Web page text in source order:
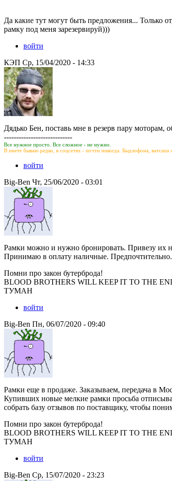
Да какие тут могут быть предложения... Только
рамку под меня зарезервируй)))
войти
КЭП Ср, 15/04/2020 - 14:33
Дядько Бен, поставь мне в резерв пару
----------------------------
Все нужное просто. Все сложное - не нужно.
В инете бываю редко, в соцсетях - почти никогда. Быдлофона,
войти
Big-Ben Чт, 25/06/2020 - 03:01
Рамки можно и нужно бронировать. Привезу их
Принимаю в оплату наличные.
Помни про закон бутерброда!
BLOOD BROTHERS WILL KEEP IT TO THE
ТУМАН
войти
Big-Ben Пн, 06/07/2020 - 09:40
Рамки еще в продаже. Заказываем, передача в
Купивших новые мелкие рамки просьба
собрать базу отзывов по поставщику, чтобы
Помни про закон бутерброда!
BLOOD BROTHERS WILL KEEP IT TO THE
ТУМАН
войти
Big-Ben Ср, 15/07/2020 - 23:23